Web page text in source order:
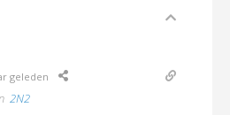
geleden
2N2